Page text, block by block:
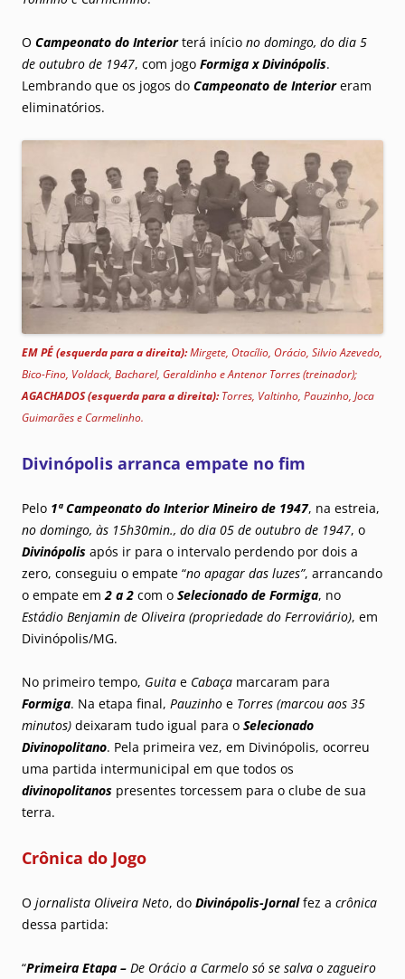
O Campeonato do Interiorterá início no domingo, do dia 5
de outubro de 1947, com jogo Formiga x Divinópolis.
Lembrando que os jogos do Campeonato de Interioreram
eliminatórios.
EM PÉ (esquerda para a direita):Mirgete, Otacílio, Orácio, Silvio Azevedo,
Bico-Fino, Voldack, Bacharel, Geraldinho e Antenor Torres (treinador);
AGACHADOS (esquerda para a direita):Torres, Valtinho, Pauzinho, Joca
Guimarães e Carmelinho.
Divinópolis arranca empate no fim
Pelo 1ª Campeonato do Interior Mineiro de 1947, na estreia,
no domingo, às 15h30min., do dia 05 de outubro de 1947, o
Divinópolis após ir para o intervalo perdendo por dois a
zero, conseguiu o empate “no apagar das luzes”, arrancando
o empate em2 a 2 com o Selecionado de Formiga, no
Estádio Benjamin de Oliveira (propriedade do Ferroviário), em
Divinópolis/MG.
No primeiro tempo, Guita e Cabaça marcaram para
Formiga. Na etapa final, Pauzinho e Torres (marcou aos 35
minutos) deixaram tudo igual para o Selecionado
Divinopolitano. Pela primeira vez, em Divinópolis, ocorreu
uma partida intermunicipal em que todos os
divinopolitanos presentes torcessem para o clube de sua
terra.
Crônica do Jogo
O jornalista Oliveira Neto, do Divinópolis-Jornalfez a crônica
dessa partida:
“Primeira Etapa – De Orácio a Carmelo só se salva o zagueiro